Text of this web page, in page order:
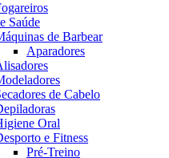
Saúde
de Barbear
Aparadores
de Cabelo
Oral
e Fitness
Pré-Treino